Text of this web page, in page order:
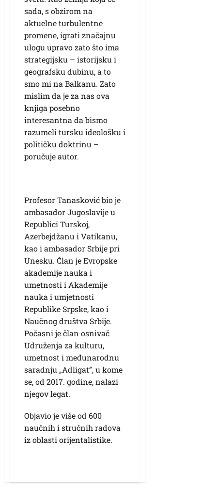
sada, s obzirom na
aktuelne turbulentne
promene, igrati značajnu
ulogu upravo zato što ima
strategijsku – istorijsku i
geografsku dubinu, a to
smo mi na Balkanu. Zato
mislim da je za nas ova
knjiga posebno
interesantna da bismo
razumeli tursku ideološku i
političku doktrinu –
poručuje autor.
Profesor Tanasković bio je
ambasador Jugoslavije u
Republici Turskoj,
Azerbejdžanu i Vatikanu,
kao i ambasador Srbije pri
Unesku. Član je Evropske
akademije nauka i
umetnosti i Akademije
nauka i umjetnosti
Republike Srpske, kao i
Naučnog društva Srbije.
Počasni je član osnivač
Udruženja za kulturu,
umetnost i međunarodnu
saradnju „Adligat”, u kome
se, od 2017. godine, nalazi
njegov legat.
Objavio je više od 600
naučnih i stručnih radova
iz oblasti orijentalistike.